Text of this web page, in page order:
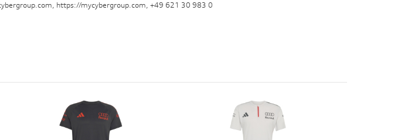
https://mycybergroup.com, +49 621 30 983 0